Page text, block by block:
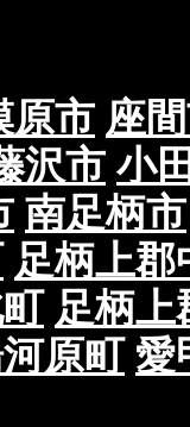
原市 座
沢市 小
南足柄市
足柄上郡
足柄上
原町 愛